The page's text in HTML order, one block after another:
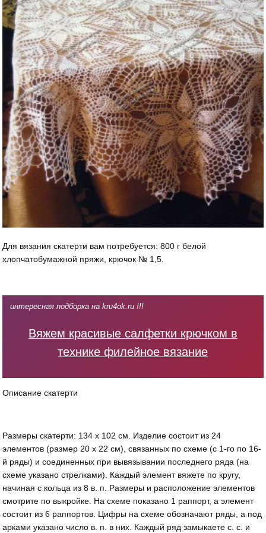
Для вязания скатерти вам потребуется: 800 г белой
хлопчатобумажной пряжи, крючок № 1,5.
интересная подборка на kru4ok.ru !!!
Вяжем красивые салфетки крючком в
технике филейное вязание
Описание скатерти
Размеры скатерти: 134 х 102 см. Изделие состоит из 24
элементов (размер 20 х 22 см), связанных по схеме (с 1-го по 16-
й ряды) и соединенных при вывязывании последнего ряда (на
схеме указано стрелками). Каждый элемент вяжете по кругу,
начиная с кольца из 8 в. п. Размеры и расположение элементов
смотрите по выкрой­ке. На схеме показано 1 раппорт, а элемент
состоит из 6 раппортов. Цифры на схеме обозначают ряды, а под
арками указано число в. п. в них. Каждый ряд замыкаете с. с. и